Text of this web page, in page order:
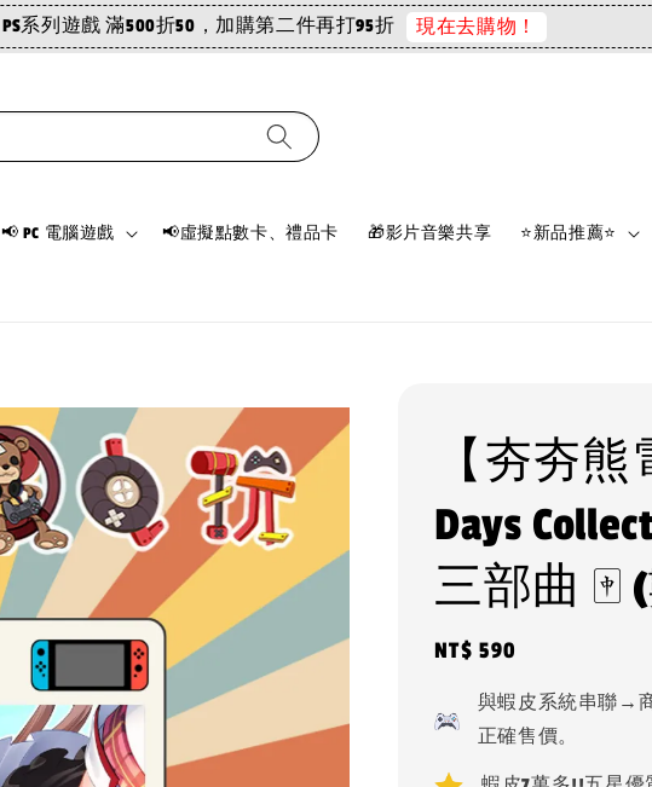
PS系列遊戲 滿500折50，加購第二件再打95折 現在去購物！
📢 PC 電腦遊戲 📢虛擬點數卡、禮品卡 🎁影片音樂共享 ⭐新品推薦⭐
【夯夯熊
Days
三部曲 🀄
Regular
price
NT$ 590
與蝦皮系統串聯→
正確售價。